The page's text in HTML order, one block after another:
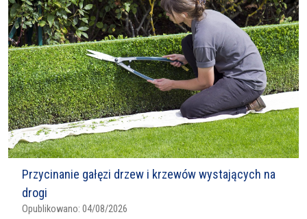
Przycinanie gałęzi drzew i krzewów wystających na
drogi
Opublikowano: 04/08/2026